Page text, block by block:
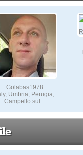
Golabas1978
Umbria, Perugia,
Campello sul...